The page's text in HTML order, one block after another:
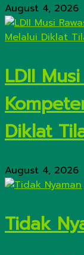
August 4, 2026
LDII
Diklat
August 4, 2026
Tidak